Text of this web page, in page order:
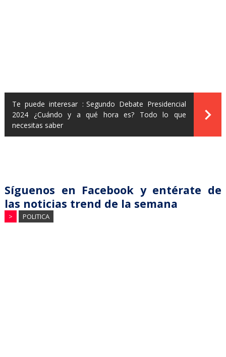
Te puede interesar : Segundo Debate Presidencial
2024 ¿Cuándo y a qué hora es? Todo lo que
necesitas saber
Síguenos en Facebook y entérate de
las noticias trend de la semana
> POLITICA